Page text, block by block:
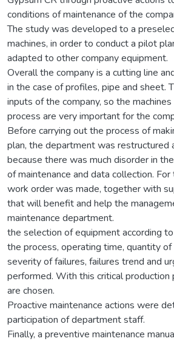
conditions of maintenance of the
The study was developed to a
machines, in order to conduct a pilot
adapted to other company equipment.
Overall the company is a cutting line
in the case of profiles, pipe and sheet.
inputs of the company, so the
process are very important for the
Before carrying out the process of
plan, the department was restructured
because there was much disorder in
of maintenance and data collection.
work order was made, together with
that will benefit and help the
maintenance department.
the selection of equipment according
the process, operating time, quantity
severity of failures, failures trend and
performed. With this critical production
are chosen.
Proactive maintenance actions were
participation of department staff.
Finally, a preventive maintenance